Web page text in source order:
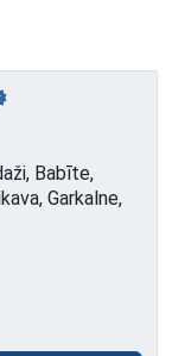
Babīte,
Garkalne,